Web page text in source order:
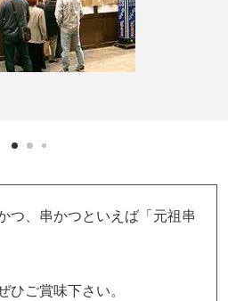
つ、串かつといえば「元祖串
ご賞味下さい。